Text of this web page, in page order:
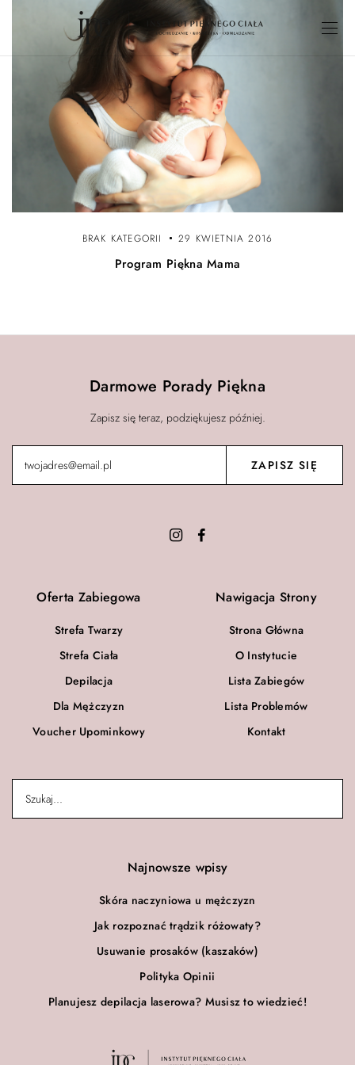
BRAK KATEGORII 29 KWIETNIA 2016
Program Piękna Mama
Najnowsze wpisy
Skóra naczyniowa u mężczyzn
Jak rozpoznać trądzik różowaty?
Usuwanie prosaków (kaszaków)
Polityka Opinii
Planujesz depilacja laserowa? Musisz to wiedzieć!
Oferta Zabiegowa
Strefa Twarzy
Strefa Ciała
Depilacja
Dla Mężczyzn
Voucher Upominkowy
Nawigacja Strony
Strona Główna
O Instytucie
Lista Zabiegów
Lista Problemów
Kontakt
Darmowe Porady Piękna
Zapisz się teraz, podziękujesz później.